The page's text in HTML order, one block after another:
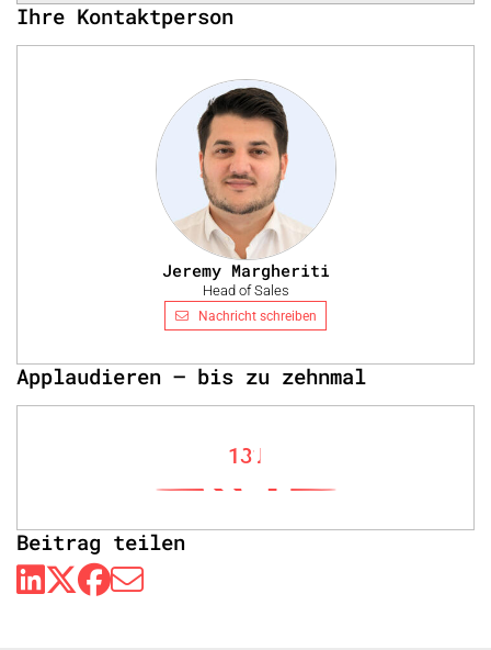
Ihre Kontaktperson
Jeremy Margheriti
Head of Sales
Nachricht schreiben
Applaudieren – bis zu zehnmal
131
Beitrag teilen